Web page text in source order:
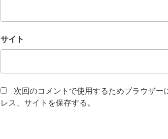
サイト
次回のコメントで使用するためブラウザー
レス、サイトを保存する。